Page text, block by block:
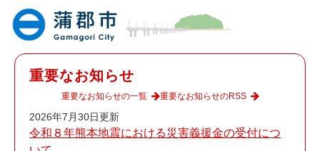
重要なお知らせ
2026年7月30日更新
令和８年熊本地震における災害義援金の受付につ
重要なお知らせの一覧 重要なお知らせのRSS